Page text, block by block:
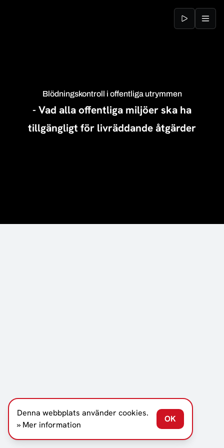
Blödningskontroll i offentliga utrymmen
- Vad alla offentliga miljöer ska ha
tillgängligt för livräddande åtgärder
Denna webbplats använder cookies.
» Mer information
OK